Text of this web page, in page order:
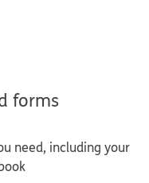
forms
need, including your